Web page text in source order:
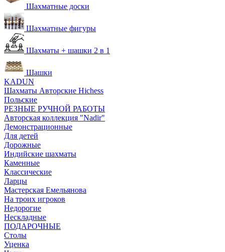
Шахматные доски
Шахматные фигуры
Шахматы + шашки 2 в 1
Шашки
KADUN
Шахматы Авторские Hichess
Польские
РЕЗНЫЕ РУЧНОЙ РАБОТЫ
Авторская коллекция "Nadir"
Демонстрационные
Для детей
Дорожные
Индийские шахматы
Каменные
Классические
Ларцы
Мастерская Емельянова
На троих игроков
Недорогие
Нескладные
ПОДАРОЧНЫЕ
Столы
Уценка